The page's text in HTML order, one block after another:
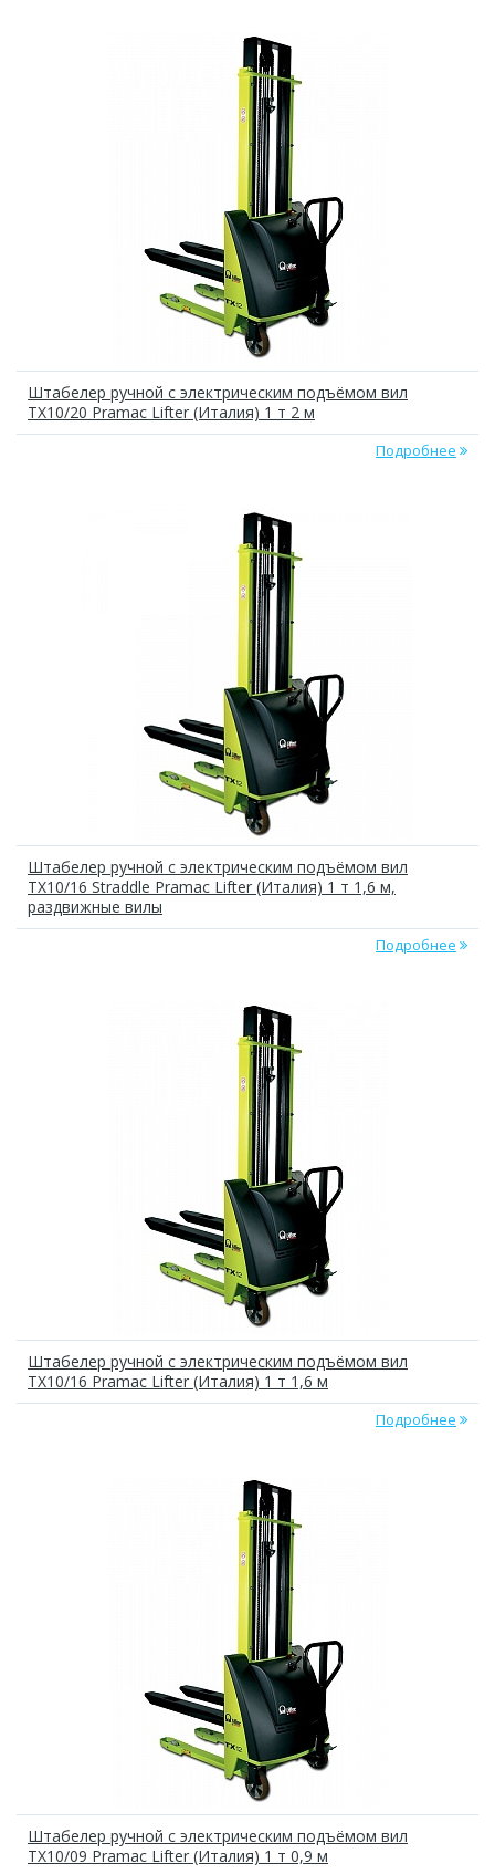
Штабелер ручной с электрическим подъёмом вил
TX10/20 Pramac Lifter (Италия) 1 т 2 м
Подробнее
Штабелер ручной с электрическим подъёмом вил
TX10/16 Straddle Pramac Lifter (Италия) 1 т 1,6 м,
раздвижные вилы
Подробнее
Штабелер ручной с электрическим подъёмом вил
TX10/16 Pramac Lifter (Италия) 1 т 1,6 м
Подробнее
Штабелер ручной с электрическим подъёмом вил
TX10/09 Pramac Lifter (Италия) 1 т 0,9 м